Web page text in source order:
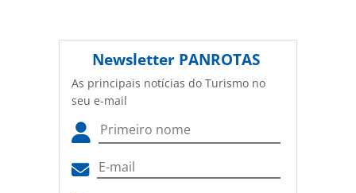
Newsletter PANROTAS
As principais notícias do Turismo no
seu e-mail